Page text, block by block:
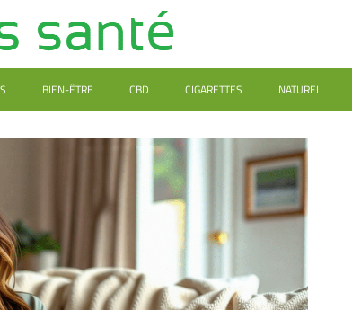
BIEN-ÊTRE CBD CIGARETTES NATUREL